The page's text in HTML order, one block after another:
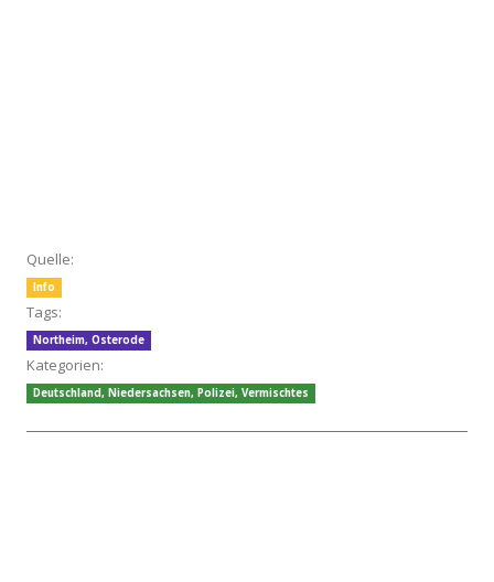
Quelle:
Info
Tags:
Northeim, Osterode
Kategorien:
Deutschland, Niedersachsen, Polizei, Vermischtes